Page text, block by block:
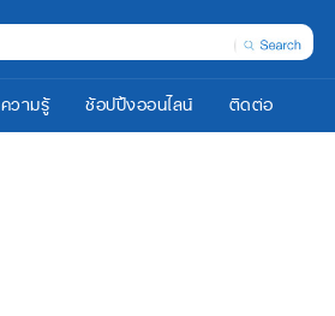
ความรู้ ช้อปปิ้งออนไลน์
ติดต่อ